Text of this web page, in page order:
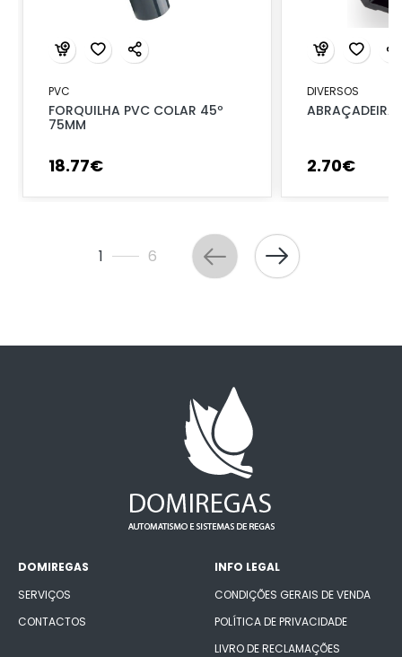
PVC
FORQUILHA PVC COLAR 45º
75MM
18.77€
DIVERSOS
ABRAÇADEIRA
2.70€
1 6
DOMIREGAS
SERVIÇOS
CONTACTOS
INFO LEGAL
CONDIÇÕES GERAIS DE VENDA
POLÍTICA DE PRIVACIDADE
LIVRO DE RECLAMAÇÕES